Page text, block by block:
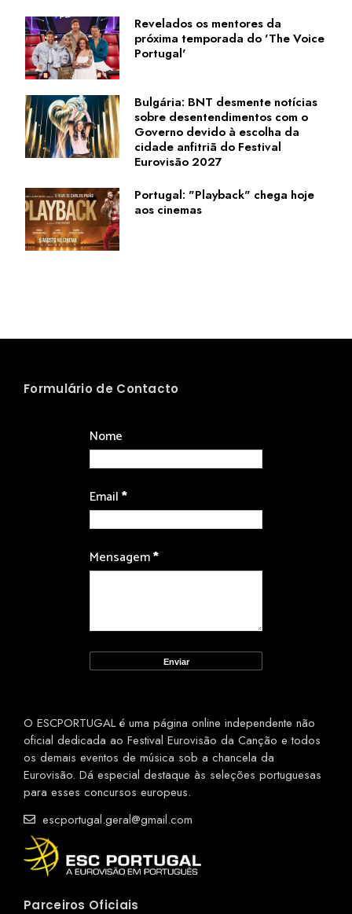
Revelados os mentores da
próxima temporada do 'The Voice
Portugal'
Bulgária: BNT desmente notícias
sobre desentendimentos com o
Governo devido à escolha da
cidade anfitriã do Festival
Eurovisão 2027
Portugal: "Playback" chega hoje
aos cinemas
Formulário de Contacto
Nome
Email*
Mensagem*
O ESCPORTUGAL é uma página online independente não
oficial dedicada ao Festival Eurovisão da Canção e todos
os demais eventos de música sob a chancela da
Eurovisão. Dá especial destaque às seleções portuguesas
para esses concursos europeus.
escportugal.geral@gmail.com
Parceiros Oficiais